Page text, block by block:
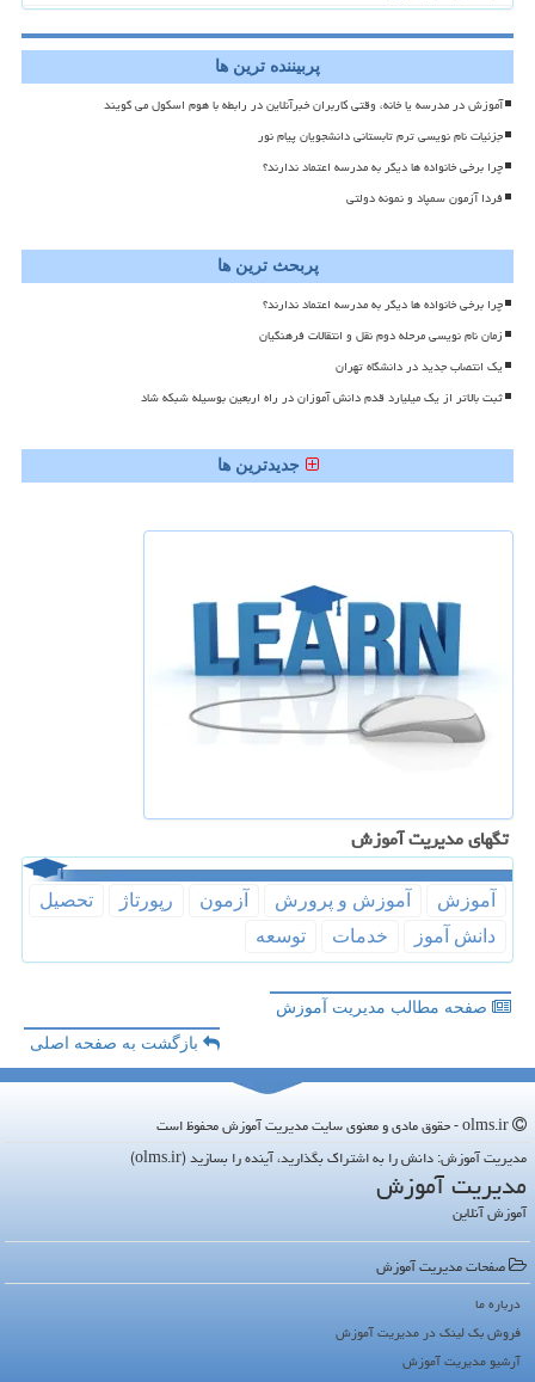
پربیننده ترین ها
آموزش در مدرسه یا خانه، وقتی کاربران خبرآنلاین در رابطه با هوم اسکول می گویند
جزئیات نام نویسی ترم تابستانی دانشجویان پیام نور
چرا برخی خانواده ها دیگر به مدرسه اعتماد ندارند؟
فردا آزمون سمپاد و نمونه دولتی
پربحث ترین ها
چرا برخی خانواده ها دیگر به مدرسه اعتماد ندارند؟
زمان نام نویسی مرحله دوم نقل و انتقالات فرهنگیان
یک انتصاب جدید در دانشگاه تهران
ثبت بالاتر از یک میلیارد قدم دانش آموزان در راه اربعین بوسیله شبکه شاد
جدیدترین ها
تگهای مدیریت آموزش
آموزش آموزش و پرورش آزمون رپورتاژ
تحصیل
دانش آموز
خدمات توسعه
صفحه مطالب مدیریت آموزش
بازگشت به صفحه اصلی
مدیریت آموزش: دانش را به اشتراک بگذارید، آینده را بسازید (olms.ir)
مدیریت آموزش
آموزش آنلاین
صفحات مدیریت آموزش
درباره ما
فروش بک لینک در مدیریت آموزش
آرشیو مدیریت آموزش